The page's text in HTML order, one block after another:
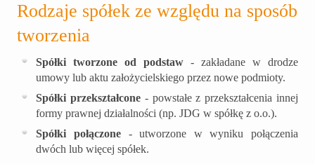
Rodzaje spółek ze względu na sposób
tworzenia
Spółki tworzone od podstaw - zakładane w drodze
umowy lub aktu założycielskiego przez nowe podmioty.
Spółki przekształcone - powstałe z przekształcenia innej
formy prawnej działalności (np. JDG w spółkę z o.o.).
Spółki połączone - utworzone w wyniku połączenia
dwóch lub więcej spółek.